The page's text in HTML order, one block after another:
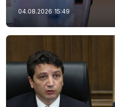
04.08.2026 15:49